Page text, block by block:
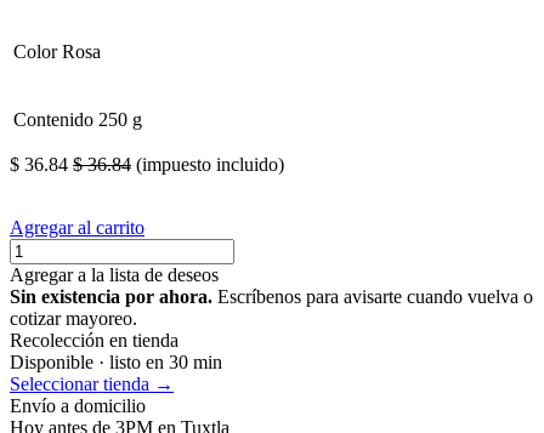
Color Rosa
Contenido 250 g
$ 36.84 $36.84 (impuesto incluido)
Agregar al carrito
Agregar a la lista de deseos
Sin existencia por ahora. Escríbenos para avisarte cuando vuelva o
cotizar mayoreo.
Recolección en tienda
Disponible · listo en 30 min
Seleccionar tienda →
Envío a domicilio
Hoy antes de 3PM en Tuxtla